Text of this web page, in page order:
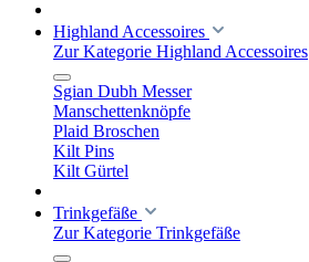
Highland Accessoires
Zur Kategorie Highland Accessoires
Sgian Dubh Messer
Manschettenknöpfe
Plaid Broschen
Kilt Pins
Kilt Gürtel
Trinkgefäße
Zur Kategorie Trinkgefäße